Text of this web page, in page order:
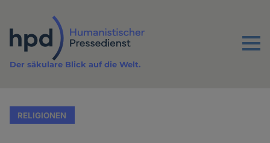
Inhalt
Menu
Der säkulare Blick auf die Welt.
RELIGIONEN